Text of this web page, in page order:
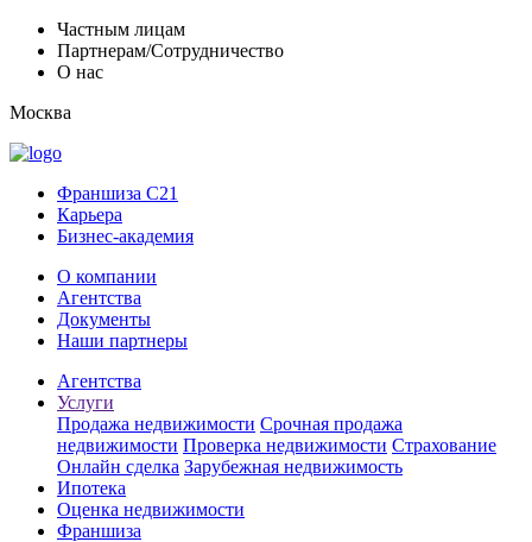
Частным лицам
Партнерам/Сотрудничество
О нас
Москва
Франшиза C21
Карьера
Бизнес-академия
О компании
Агентства
Документы
Наши партнеры
Агентства
Услуги
Продажа недвижимости Срочная продажа
недвижимости Проверка недвижимости Страхование
Онлайн сделка Зарубежная недвижимость
Ипотека
Оценка недвижимости
Франшиза